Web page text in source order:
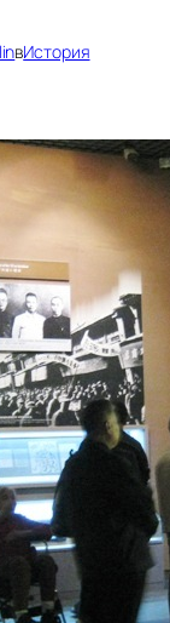
вИстория